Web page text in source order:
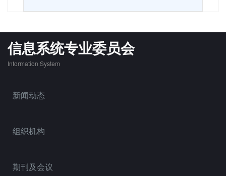
信息系统专业委员会
Information System
新闻动态
组织机构
期刊及会议